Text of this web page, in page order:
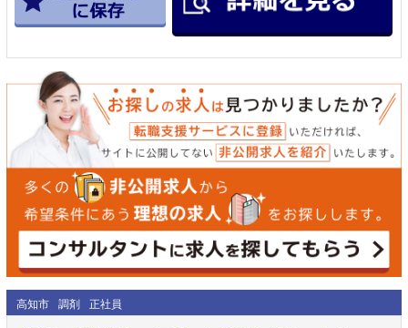
高知市 調剤 正社員